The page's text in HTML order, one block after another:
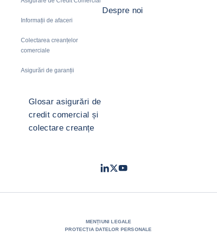
Informații de afaceri
Colectarea creanțelor
comerciale
Asigurări de garanții
Despre noi
Glosar asigurări de
credit comercial și
colectare creanțe
LinkedIn
TwitterYoutube
MENȚIUNI LEGALE
PROTECȚIA DATELOR PERSONALE